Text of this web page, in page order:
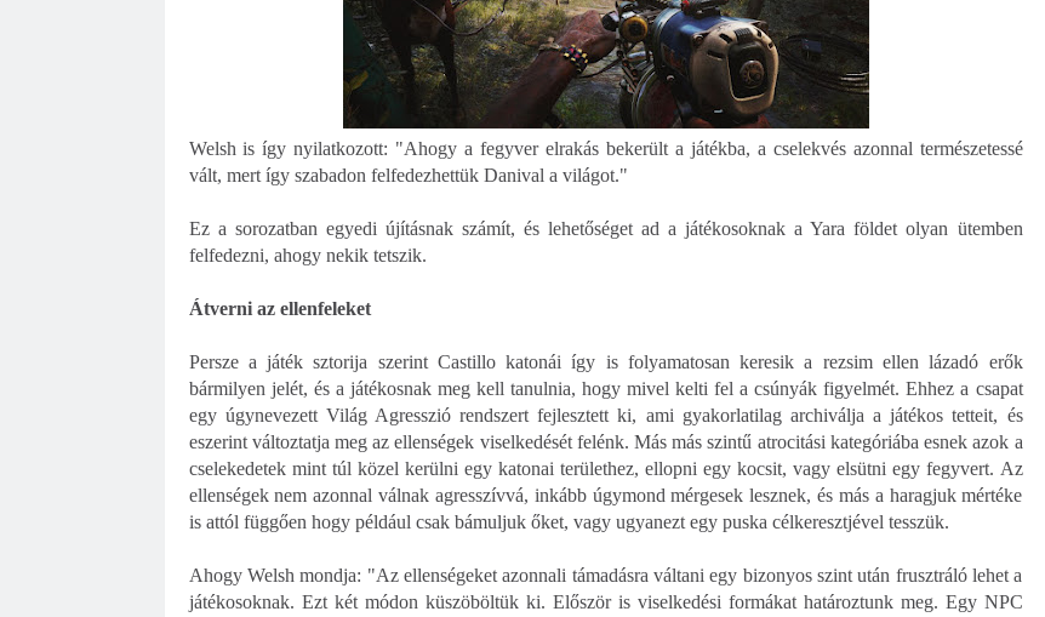
Welsh is így nyilatkozott: "Ahogy a fegyver elrakás bekerült a játékba, a cselekvés azonnal természetessé
vált, mert így szabadon felfedezhettük Danival a világot."
Ez a sorozatban egyedi újításnak számít, és lehetőséget ad a játékosoknak a Yara földet olyan ütemben
felfedezni, ahogy nekik tetszik.
Átverni az ellenfeleket
Persze a játék sztorija szerint Castillo katonái így is folyamatosan keresik a rezsim ellen lázadó erők
bármilyen jelét, és a játékosnak meg kell tanulnia, hogy mivel kelti fel a csúnyák figyelmét. Ehhez a csapat
egy úgynevezett Világ Agresszió rendszert fejlesztett ki, ami gyakorlatilag archiválja a játékos tetteit, és
eszerint változtatja meg az ellenségek viselkedését felénk. Más más szintű atrocitási kategóriába esnek azok a
cselekedetek mint túl közel kerülni egy katonai területhez, ellopni egy kocsit, vagy elsütni egy fegyvert. Az
ellenségek nem azonnal válnak agresszívvá, inkább úgymond mérgesek lesznek, és más a haragjuk mértéke
is attól függően hogy például csak bámuljuk őket, vagy ugyanezt egy puska célkeresztjével tesszük.
Ahogy Welsh mondja: "Az ellenségeket azonnali támadásra váltani egy bizonyos szint után frusztráló lehet a
játékosoknak. Ezt két módon küszöböltük ki. Először is viselkedési formákat határoztunk meg. Egy NPC